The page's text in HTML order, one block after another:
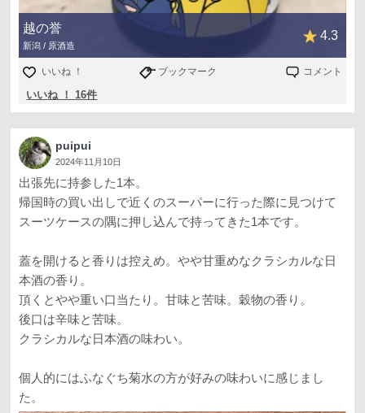
越の誉
新潟 / 原酒造
4.3
いいね ！ ブックマーク コメント
いいね ！ 16件
puipui
2024年11月10日
出張先に持参した1本。
帰国時の買い出しで近くのスーパーに行った際に見つけて
スーツケースの隅に押し込んで持ってきた1本です。
蓋を開けると香りは控えめ。やや甘重めなクラシカルな日
本酒の香り。
頂くとやや重い口当たり。甘味と苦味。穀物の香り。
後口は辛味と苦味。
クラシカルな日本酒の味わい。
個人的にはふなぐち菊水の方が好みの味わいに感じまし
た。